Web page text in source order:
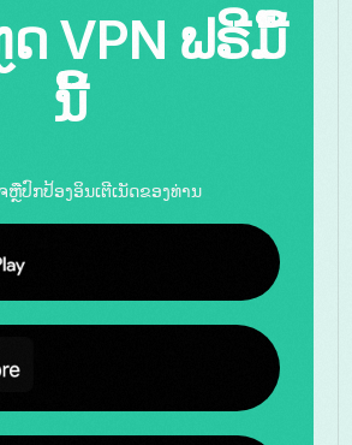
VPN ຟຣີມື້
ນີ້
ຫຼືປົກປ້ອງອິນເຕີເນັດຂອງທ່ານ